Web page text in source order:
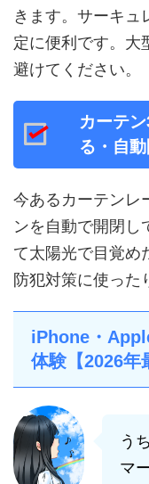
きます。サーキュ
定に便利です。大
避けてください。
カーテ
る・自
今あるカーテンレ
ンを自動で開閉し
て太陽光で目覚め
防犯対策に使った
iPhone・
体験【2026年
う
マ